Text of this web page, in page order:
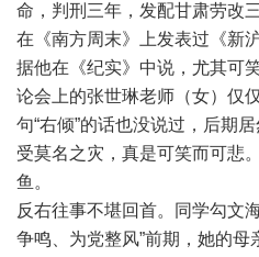
命，判刑三年，发配甘肃劳改
在《南方周末》上发表过《新
据他在《纪实》中说，尤其可
论会上的张世琳老师（女）仅
句“右倾”的话也没说过，后期
受莫名之灾，真是可笑而可悲
鱼。
反右往事不堪回首。同学勾文
争鸣、为党整风”前期，她的